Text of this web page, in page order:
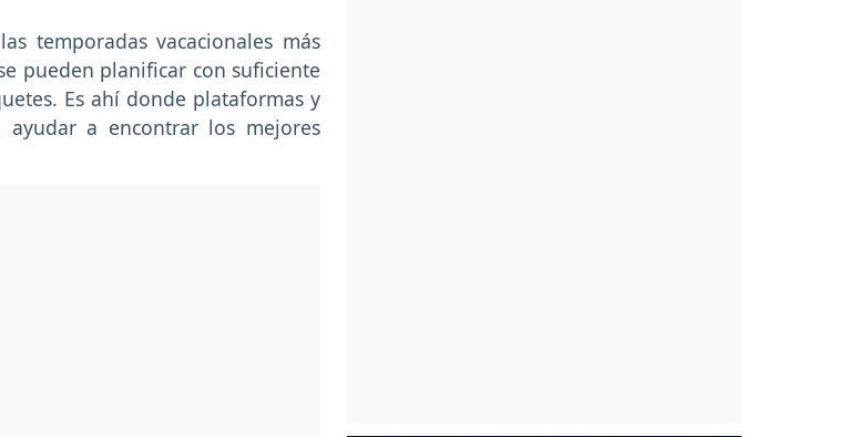
temporadas vacacionales más
pueden planificar con suficiente
Es ahí donde plataformas y
a encontrar los mejores